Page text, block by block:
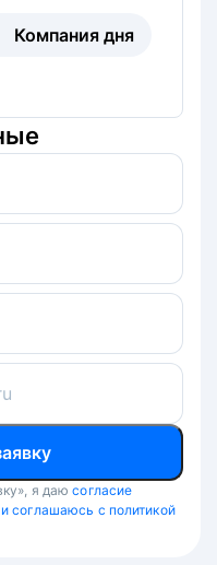
Компания дня
я даю согласие
соглашаюсь с политикой